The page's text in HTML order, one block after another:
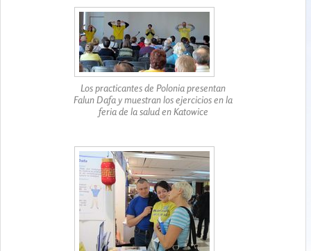
Los practicantes de Polonia presentan
Falun Dafa y muestran los ejercicios en la
feria de la salud en Katowice